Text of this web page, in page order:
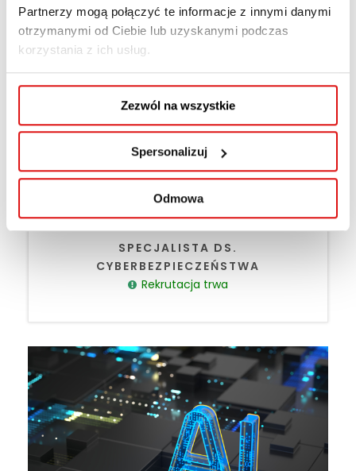
Partnerzy mogą połączyć te informacje z innymi danymi
otrzymanymi od Ciebie lub uzyskanymi podczas
korzystania z ich usług.
Zezwól na wszystkie
Spersonalizuj
Odmowa
SPECJALISTA DS.
CYBERBEZPIECZEŃSTWA
Rekrutacja trwa